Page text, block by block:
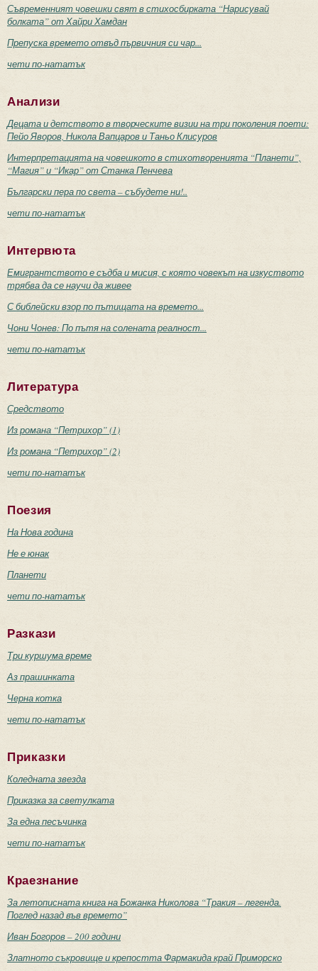
Съвременният човешки свят в стихосбирката “Нарисувай
болката” от Хайри Хамдан
Препуска времето отвъд първичния си чар...
чети по-нататък
Анализи
Децата и детството в творческите визии на три поколения поети:
Пейо Яворов, Никола Вапцаров и Таньо Клисуров
Интерпретацията на човешкото в стихотворенията “Планети”,
“Магия” и “Икар” от Станка Пенчева
Български пера по света – събудете ни!..
чети по-нататък
Интервюта
Емигрантството е съдба и мисия, с която човекът на изкуството
трябва да се научи да живее
С библейски взор по пътищата на времето...
Чони Чонев: По пътя на солената реалност...
чети по-нататък
Литература
Средството
Из романа “Петрихор” (1)
Из романа “Петрихор” (2)
чети по-нататък
Поезия
На Нова година
Не е юнак
Планети
чети по-нататък
Разкази
Три куршума време
Аз прашинката
Черна котка
чети по-нататък
Приказки
Коледната звезда
Приказка за светулката
За една песъчинка
чети по-нататък
Краезнание
За летописната книга на Божанка Николова “Тракия – легенда.
Поглед назад във времето”
Иван Богоров – 200 години
Златното съкровище и крепостта Фармакида край Приморско